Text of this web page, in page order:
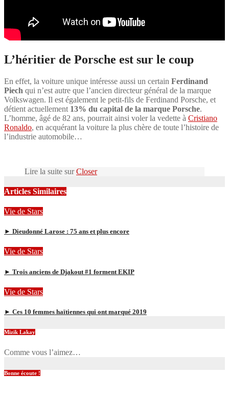
L’héritier de Porsche est sur le coup
En effet, la voiture unique intéresse aussi un certain Ferdinand
Piech qui n’est autre que l’ancien directeur général de la marque
Volkswagen. Il est également le petit-fils de Ferdinand Porsche, et
détient actuellement 13% du capital de la marque Porsche.
L’homme, âgé de 82 ans, pourrait ainsi voler la vedette à Cristiano
Ronaldo, en acquérant la voiture la plus chère de toute l’histoire de
l’industrie automobile…
Lire la suite surCloser
Articles Similaires
Vie de Stars
► Dieudonné Larose : 75 ans et plus encore
Vie de Stars
► Trois anciens de Djakout #1 forment EKIP
Vie de Stars
► Ces 10 femmes haïtiennes qui ont marqué 2019
Mizik Lakay
Comme vous l’aimez…
Bonne écoute !